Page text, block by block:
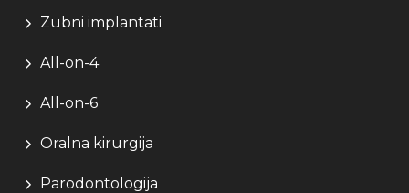
Zubni implantati
All-on-4
All-on-6
Oralna kirurgija
Parodontologija